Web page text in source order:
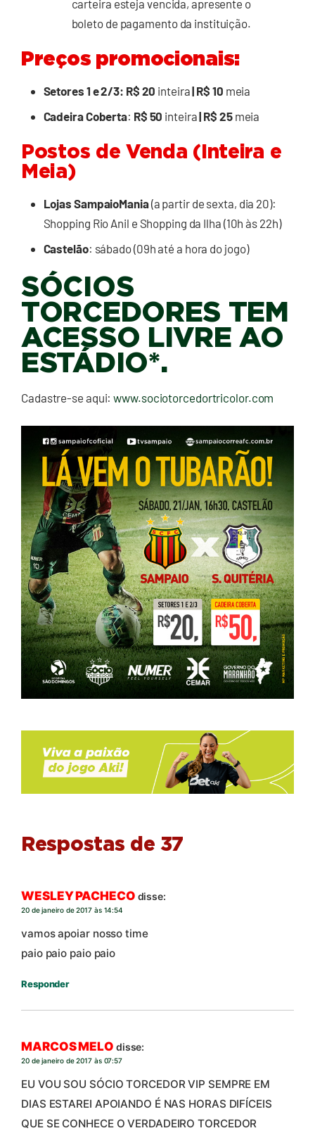
carteira esteja vencida, apresente o
boleto de pagamento da instituição.
Preços promocionais:
Setores 1 e 2/3: R$ 20 inteira| R$ 10 meia
Cadeira Coberta: R$ 50 inteira| R$ 25 meia
Postos de Venda (Inteira e
Meia)
Lojas SampaioMania(a partir de sexta, dia 20):
Shopping Rio Anil e Shopping da Ilha (10h às 22h)
Castelão: sábado (09h até a hora do jogo)
SÓCIOS
TORCEDORES TEM
ACESSO LIVRE AO
ESTÁDIO*.
Cadastre-se aqui:www.sociotorcedortricolor.com
Respostas de 37
WESLEY PACHECO disse:
20 de janeiro de 2017 às 14:54
vamos apoiar nosso time
paio paio paio paio
Responder
MARCOS MELO disse:
20 de janeiro de 2017 às 07:57
EU VOU SOU SÓCIO TORCEDOR VIP SEMPRE EM
DIAS ESTAREI APOIANDO É NAS HORAS DIFÍCEIS
QUE SE CONHECE O VERDADEIRO TORCEDOR